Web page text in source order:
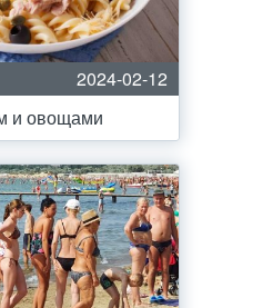
2024-02-12
и овощами